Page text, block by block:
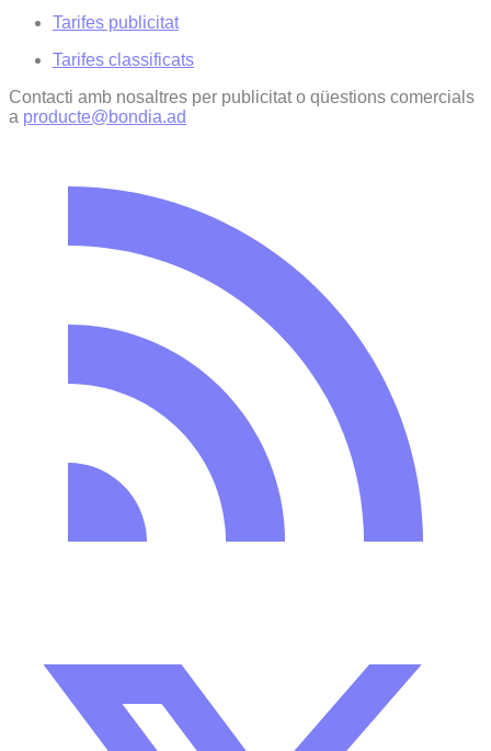
Tarifes publicitat
Tarifes classificats
Contacti amb nosaltres per publicitat o qüestions comercials
a producte@bondia.ad